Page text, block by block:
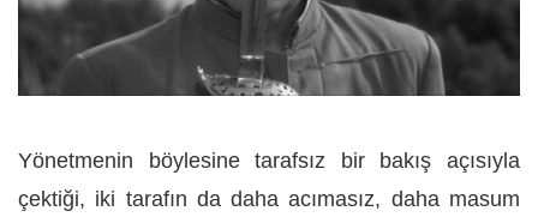
Yönetmenin böylesine tarafsız bir bakış açısıyla
çektiği, iki tarafın da daha acımasız, daha masum